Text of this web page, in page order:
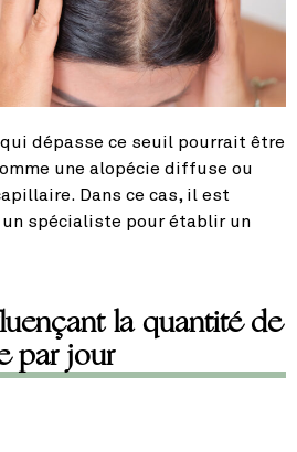
dépasse ce seuil pourrait être
une alopécie diffuse ou
Dans ce cas, il est
spécialiste pour établir un
la quantité de
par jour